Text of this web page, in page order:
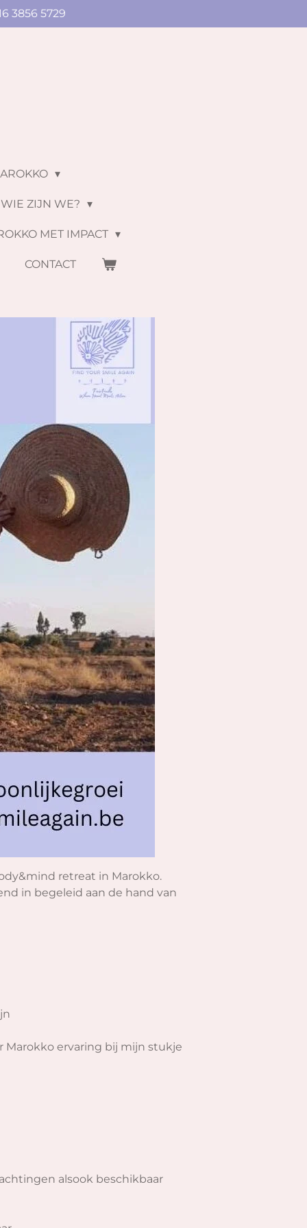
3856 5729
WIE ZIJN WE?
MET IMPACT
CONTACT
retreat in Marokko.
in begeleid aan de hand van
Marokko ervaring bij mijn stukje
alsook beschikbaar